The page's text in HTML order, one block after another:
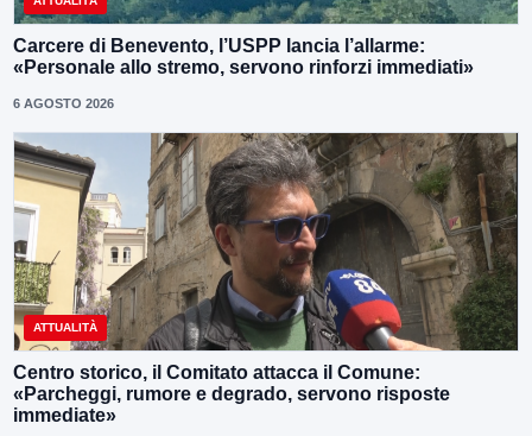
Carcere di Benevento, l’USPP lancia l’allarme:
«Personale allo stremo, servono rinforzi immediati»
6 AGOSTO 2026
ATTUALITÀ
Centro storico, il Comitato attacca il Comune:
«Parcheggi, rumore e degrado, servono risposte
immediate»